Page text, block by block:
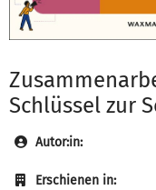
Schlüssel zur
Autor:in:
Erschienen in: